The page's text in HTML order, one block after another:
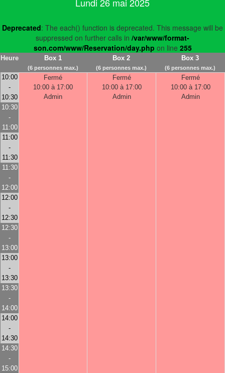
Lundi 26 mai 2025
Deprecated: The each() function is deprecated. This message will be
suppressed on further calls in /var/www/format-
son.com/www/Reservation/day.php on line 255
Heure Box 1
(6 personnes max.)
Box 2
(6 personnes max.)
Box 3
(6 personnes max.)
10:00
-
10:30
Fermé
10:00 à 17:00
Admin
Fermé
10:00 à 17:00
Admin
Fermé
10:00 à 17:00
Admin
10:30
-
11:00
11:00
-
11:30
11:30
-
12:00
12:00
-
12:30
12:30
-
13:00
13:00
-
13:30
13:30
-
14:00
14:00
-
14:30
14:30
-
15:00